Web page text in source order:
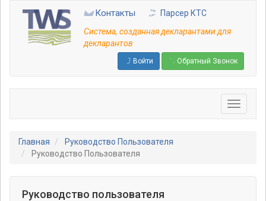
основному
содержанию
Контакты
Парсер КТС
Система, созданная декларантами для
декларантов
Войти Обратный Звонок
Главная
Руководство Пользователя
Руководство Пользователя
Руководство пользователя